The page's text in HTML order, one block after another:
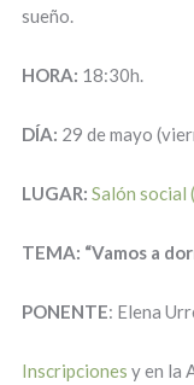
sueño.
HORA: 18:30h.
DÍA: 29 de mayo
LUGAR: Salón social
TEMA: “Vamos a
PONENTE: Elena
Inscripciones y en la